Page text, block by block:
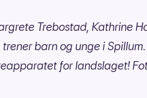
Trebostad, Kathrine
barn og unge i
for landslaget!